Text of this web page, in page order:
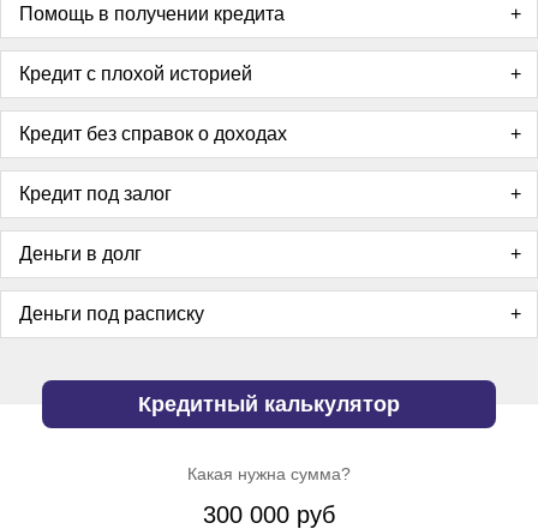
Помощь в получении кредита
Кредит с плохой историей
Кредит без справок о доходах
Кредит под залог
Деньги в долг
Деньги под расписку
Кредитный калькулятор
Какая нужна сумма?
300 000 руб